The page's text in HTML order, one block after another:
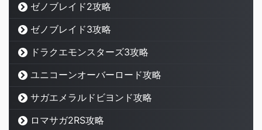
ゼノブレイド2攻略
ゼノブレイド3攻略
ドラクエモンスターズ3攻略
ユニコーンオーバーロード攻略
サガエメラルドビヨンド攻略
ロマサガ2RS攻略